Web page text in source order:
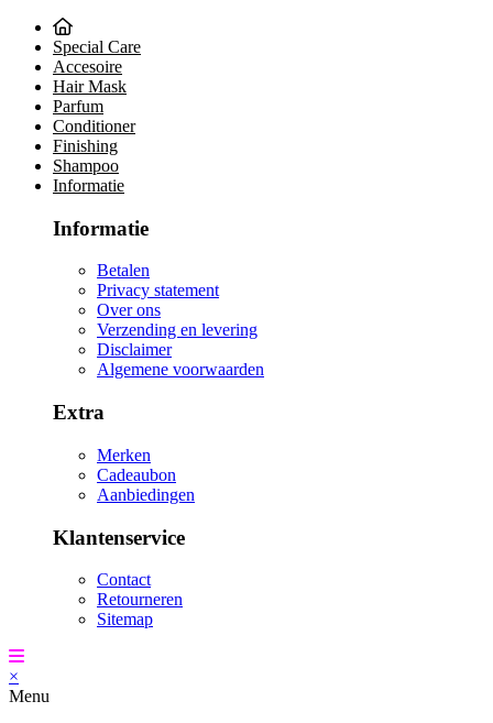
Special Care
Accesoire
Hair Mask
Parfum
Conditioner
Finishing
Shampoo
Informatie
Informatie
Betalen
Privacy statement
Over ons
Verzending en levering
Disclaimer
Algemene voorwaarden
Extra
Merken
Cadeaubon
Aanbiedingen
Klantenservice
Contact
Retourneren
Sitemap
×
Menu